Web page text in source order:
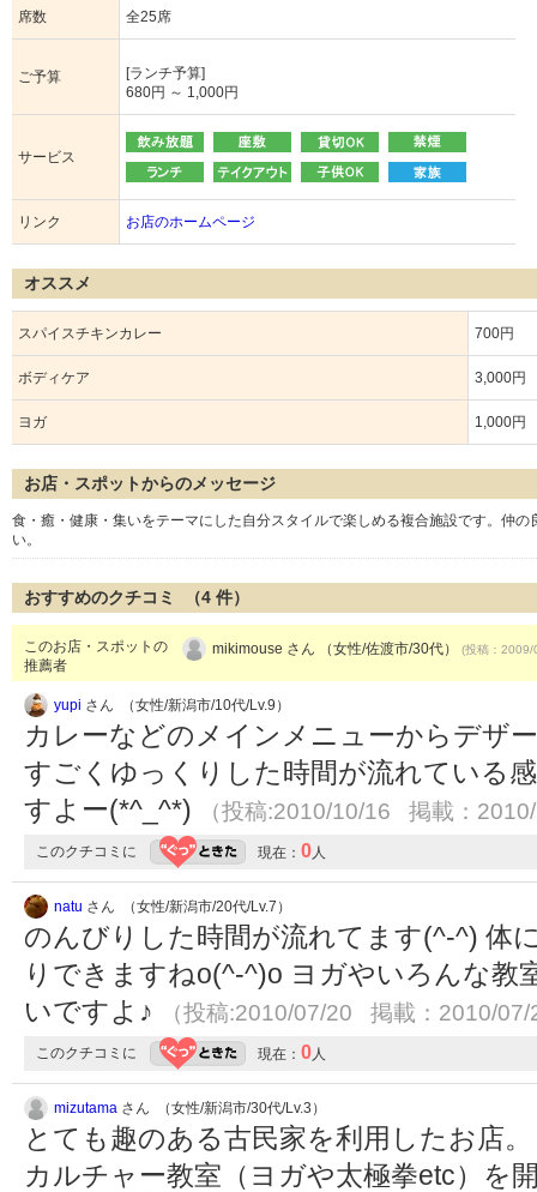
席数 全25席
ご予算
[ランチ予算]
680円 ～ 1,000円
サービス
リンク お店のホームページ
オススメ
スパイスチキンカレー 700円
ボディケア 3,000円
ヨガ 1,000円
お店・スポットからのメッセージ
食・癒・健康・集いをテーマにした自分スタイルで楽しめる複合施設です。仲
い。
おすすめのクチコミ （4 件）
このお店・スポットの
推薦者
mikimouse さん （女性/佐渡市/30代） (投稿：
yupi さん （女性/新潟市/10代/Lv.9）
カレーなどのメインメニューからデザ
すごくゆっくりした時間が流れている
すよー(*^_^*)
（投稿:2010/10/16 掲載：
このクチコミに 現在： 0人
natu さん （女性/新潟市/20代/Lv.7）
のんびりした時間が流れてます(^-^) 体
りできますねo(^-^)o ヨガやいろんな教
いですよ♪
（投稿:2010/07/20 掲載：2010/07/
このクチコミに 現在： 0人
mizutama さん （女性/新潟市/30代/Lv.3）
とても趣のある古民家を利用したお店
カルチャー教室（ヨガや太極拳etc）を